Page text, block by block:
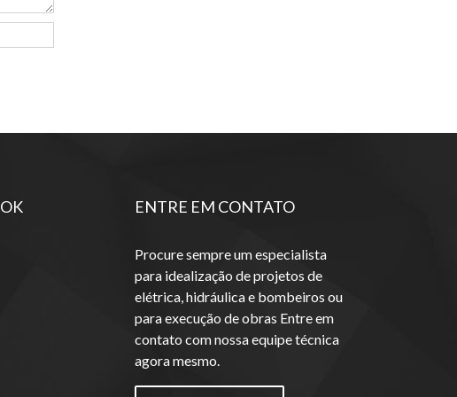
ENTRE EM CONTATO
Procure sempre um especialista
para idealização de projetos de
elétrica, hidráulica e bombeiros ou
para execução de obras Entre em
contato com nossa equipe técnica
agora mesmo.